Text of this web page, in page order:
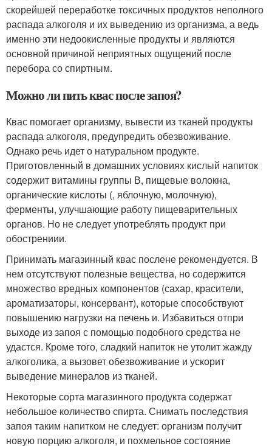
скорейшей переработке токсичных продуктов неполного
распада алкоголя и их выведению из организма, а ведь
именно эти недоокисленные продукты и являются
основной причиной неприятных ощущений после
перебора со спиртным.
Можно ли пить квас после запоя?
Квас помогает организму, вывести из тканей продукты
распада алкоголя, предупредить обезвоживание.
Однако речь идет о натуральном продукте.
Приготовленный в домашних условиях кислый напиток
содержит витамины группы В, пищевые волокна,
органические кислоты (, яблочную, молочную),
ферменты, улучшающие работу пищеварительных
органов. Но не следует употреблять продукт при
обострениии.
Принимать магазинный квас послене рекомендуется. В
нем отсутствуют полезные вещества, но содержится
множество вредных компонентов (сахар, красители,
ароматизаторы, консервант), которые способствуют
повышению нагрузки на печень и. Избавиться отпри
выходе из запоя с помощью подобного средства не
удастся. Кроме того, сладкий напиток не утолит жажду
алкоголика, а вызовет обезвоживание и ускорит
выведение минералов из тканей.
Некоторые сорта магазинного продукта содержат
небольшое количество спирта. Снимать последствия
запоя таким напитком не следует: организм получит
новую порцию алкоголя, и похмельное состояние